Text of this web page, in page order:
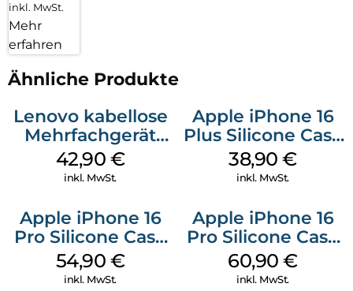
inkl. MwSt.
Mehr
erfahren
Ähnliche Produkte
Lenovo kabellose
Mehrfachgerät
Luna Grey
42,90 €
inkl. MwSt.
Apple iPhone 16
Plus Silicone Case
MagSafe Denim
38,90€
inkl. MwSt.
Apple iPhone 16
Pro Silicone Case
MagSafe Black
54,90 €
inkl. MwSt.
Apple iPhone 16
Pro Silicone Case
MagSafe Stone
Gray
60,90€
inkl. MwSt.